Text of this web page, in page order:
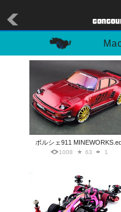
ポルシェ911
1008 63 1